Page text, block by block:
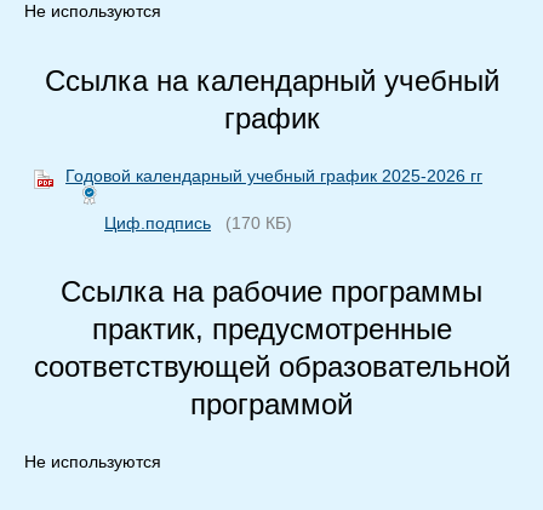
Не используются
Ссылка на календарный учебный
график
Годовой календарный учебный график 2025-2026 гг
Циф.подпись (170 КБ)
Ссылка на рабочие программы
практик, предусмотренные
соответствующей образовательной
программой
Не используются